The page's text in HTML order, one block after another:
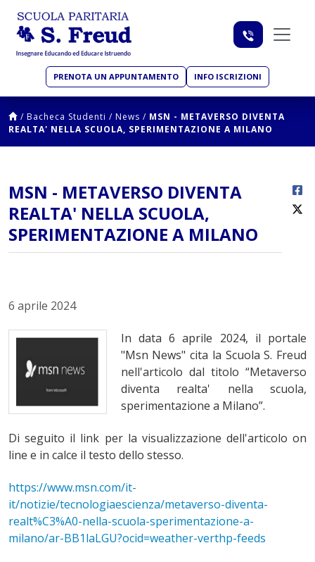
PRENOTA UN APPUNTAMENTO INFO ISCRIZIONI
/ Bacheca Studenti / News / MSN - METAVERSO DIVENTA
REALTA' NELLA SCUOLA, SPERIMENTAZIONE A MILANO
MSN - METAVERSO DIVENTA
REALTA' NELLA SCUOLA,
SPERIMENTAZIONE A MILANO
6 aprile 2024
In data 6 aprile 2024, il portale
"Msn News"cita la Scuola S. Freud
nell'articolo dal titolo “Metaverso
diventa realta' nella scuola,
sperimentazione a Milano”.
Di seguito il link per la visualizzazione dell'articolo on
line e in calce il testo dello stesso.
https://www.msn.com/it-
it/notizie/tecnologiaescienza/metaverso-diventa-
realt%C3%A0-nella-scuola-sperimentazione-a-
milano/ar-BB1laLGU?ocid=weather-verthp-feeds